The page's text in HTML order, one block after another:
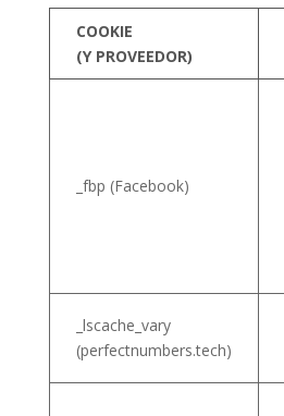
COOKIE
(Y PROVEEDOR)
_fbp (Facebook)
_lscache_vary
(perfectnumbers.tech)